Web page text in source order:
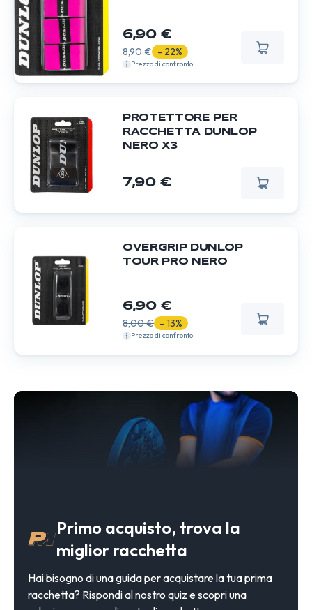
6,90 €
8,90 € - 22%
Prezzo di confronto
PROTETTORE PER
RACCHETTA DUNLOP
NERO X3
7,90 €
OVERGRIP DUNLOP
TOUR PRO NERO
6,90 €
8,00 € - 13%
Prezzo di confronto
Primo acquisto, trova la
miglior racchetta
Hai bisogno di una guida per acquistare la tua prima
racchetta? Rispondi al nostro quiz e scopri una